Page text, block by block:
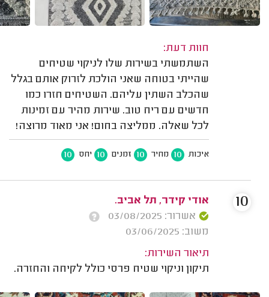
חוות דעת:
השתמשתי בשירות שלו לניקוי שטיחים
שהייתי בטוחה שאני הולכת לזרוק אותם בגלל
שהכלב השתין עליהם. השטיחים חזרו כמו
חדשים עם ריח טוב. שירות מהיר עם זמינות
לכל שאלה. ממליצה בחום! אני מאוד מרוצה!
איכות 10 מחיר 10 זמנים 10 יחס 10
אודי קידר, תל אביב.
אשרור: 03/08/2025
משוב: 03/06/2025
תיאור השירות:
תיקון וניקוי שטיח פרסי כולל לקיחה והחזרה.
10